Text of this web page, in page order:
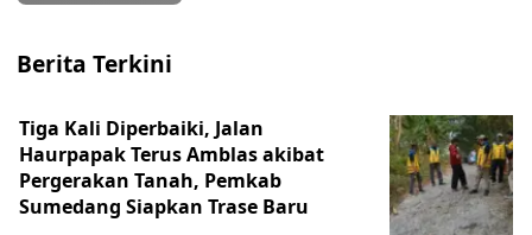
Berita Terkini
Tiga Kali Diperbaiki, Jalan
Haurpapak Terus Amblas akibat
Pergerakan Tanah, Pemkab
Sumedang Siapkan Trase Baru